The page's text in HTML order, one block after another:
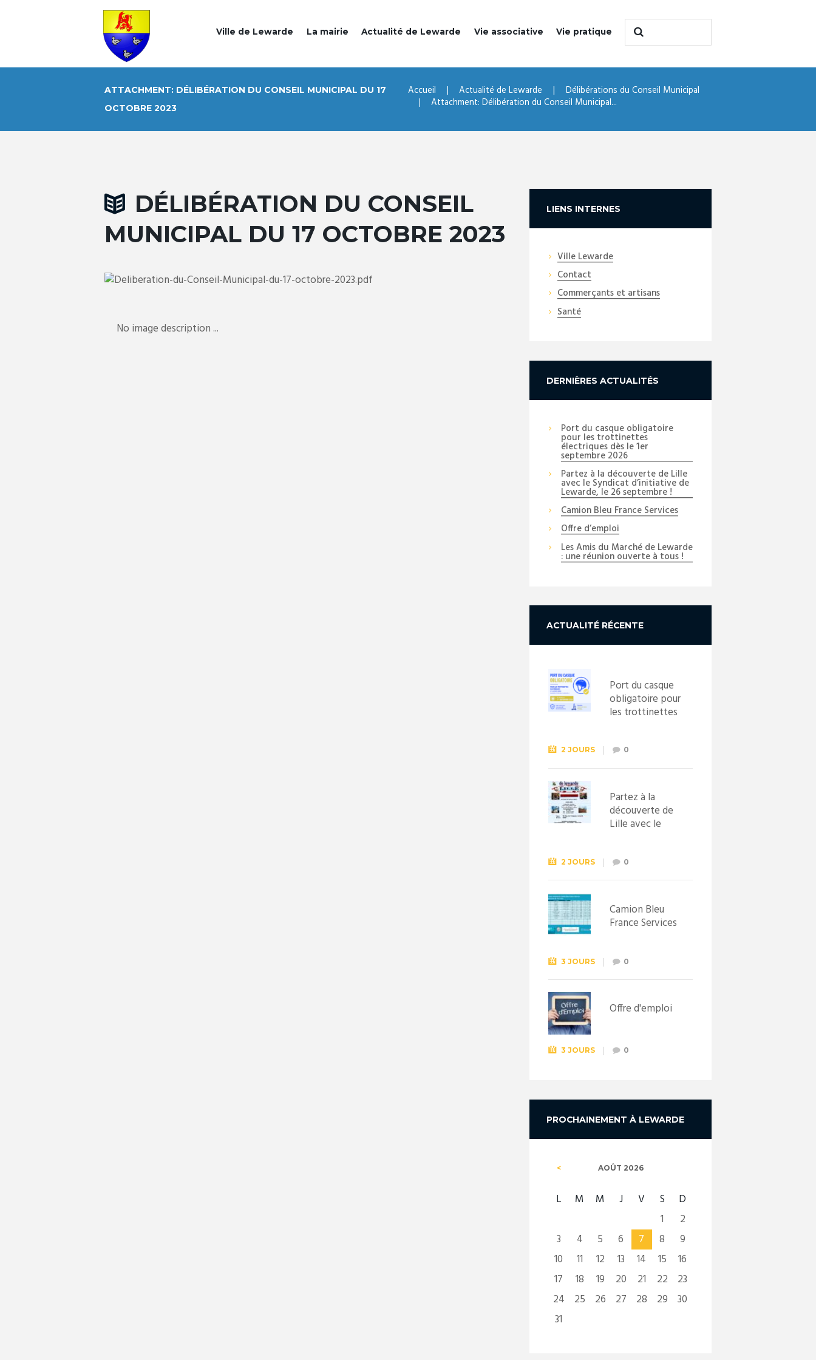
Ville de Lewarde La mairie Actualité de Lewarde Vie associative Vie pratique
ATTACHMENT: DÉLIBÉRATION DU CONSEIL MUNICIPAL DU 17
OCTOBRE 2023
Accueil Actualité de Lewarde
Délibérations du Conseil Municipal
Attachment: Délibération du Conseil Municipal...
DÉLIBÉRATION DU CONSEIL
MUNICIPAL DU 17 OCTOBRE 2023
No image description ...
LIENS INTERNES
Ville Lewarde
Contact
Commerçants et artisans
Santé
DERNIÈRES ACTUALITÉS
Port du casque obligatoire
pour les trottinettes
électriques dès le 1er
septembre 2026
Partez à la découverte de Lille
avec le Syndicat d’initiative de
Lewarde, le 26 septembre !
Camion Bleu France Services
Offre d’emploi
Les Amis du Marché de Lewarde
: une réunion ouverte à tous !
ACTUALITÉ RÉCENTE
Port du casque
obligatoire pour
les trottinettes
septembre
2026
2 JOURS 0
Partez à la
découverte de
Lille avec le
Lewarde, le 26
septembre !
2 JOURS 0
Camion Bleu
France Services
3 JOURS 0
Offre d'emploi
3 JOURS 0
PROCHAINEMENT À LEWARDE
AOÛT 2026
L M M J V S
D
1
2
3
4 5 6 7 8
9
10
11 12 13 14 15
16
17
18 19 20 21 22
23
24
25 26 27 28 29
30
31